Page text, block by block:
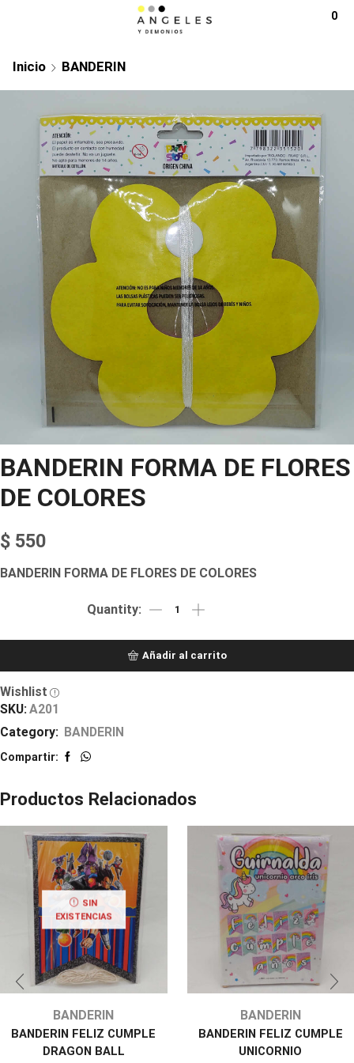
0
Inicio BANDERIN
BANDERIN FORMA DE FLORES
DE COLORES
$ 550
BANDERIN FORMA DE FLORES DE COLORES
Añadir al carrito
Wishlist
SKU: A201
Category: BANDERIN
Compartir:
Productos Relacionados
SIN
EXISTENCIAS
BANDERIN
BANDERIN FELIZ CUMPLE
DRAGON BALL
BANDERIN
BANDERIN FELIZ CUMPLE
UNICORNIO